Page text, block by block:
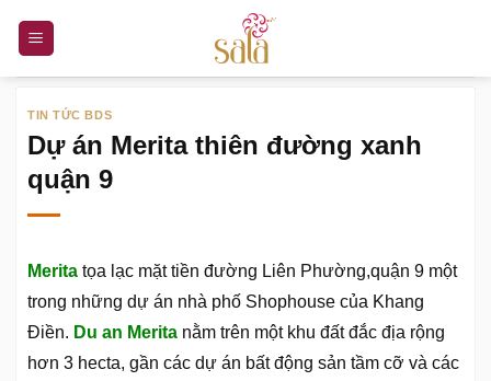
nội
TIN TỨC BDS
Dự án Merita thiên đường xanh
quận 9
Merita tọa lạc mặt tiền đường Liên Phường,quận 9 một
trong những dự án nhà phố Shophouse của Khang
Điền. Du an Merita nằm trên một khu đất đắc địa rộng
hơn 3 hecta, gần các dự án bất động sản tầm cỡ và các